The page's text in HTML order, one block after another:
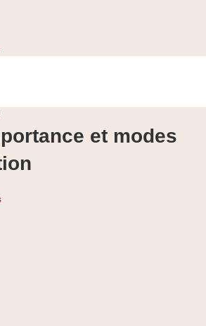
et modes
Li-de Vries